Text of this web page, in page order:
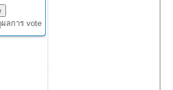
ผลการ vote